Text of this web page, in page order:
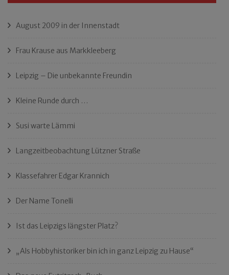
August 2009 in der Innenstadt
Frau Krause aus Markkleeberg
Leipzig – Die unbekannte Freundin
Kleine Runde durch …
Susi warte Lämmi
Langzeitbeobachtung Lützner Straße
Klassefahrer Edgar Krannich
Der Name Tonelli
Ist das Leipzigs längster Platz?
„Als Hobbyhistoriker bin ich in ganz Leipzig zu Hause“